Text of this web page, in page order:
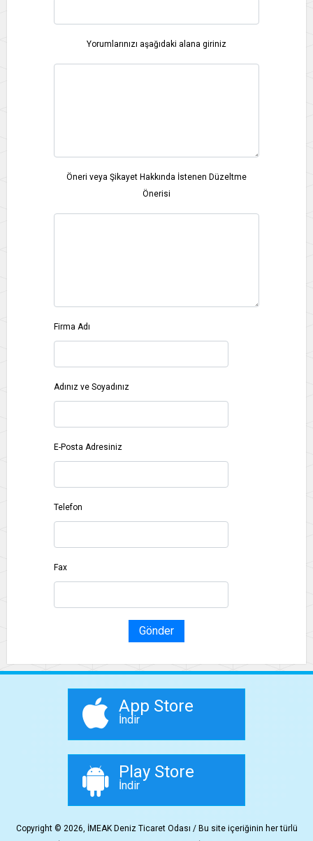
Yorumlarınızı aşağıdaki alana giriniz
Öneri veya Şikayet Hakkında İstenen Düzeltme
Önerisi
Firma Adı
Adınız ve Soyadınız
E-Posta Adresiniz
Telefon
Fax
Gönder
App Store
İndir
Play Store
İndir
Copyright © 2026, İMEAK Deniz Ticaret Odası / Bu site içeriğinin her türlü